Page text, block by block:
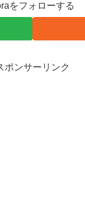
をフォローする
ポンサーリンク